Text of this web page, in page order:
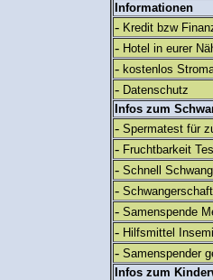
Informationen
- Kredit bzw
- Hotel in eurer
- kostenlos
- Datenschutz
Infos zum
- Spermatest für
- Fruchtbarkeit
- Schnell
-
- Samenspende
- Hilfsmittel
- Samenspender
Infos zum